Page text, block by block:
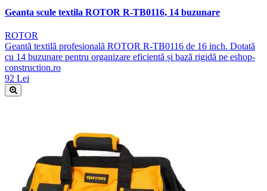
Geanta scule textila ROTOR R-TB0116, 14 buzunare
ROTOR
Geantă textilă profesională ROTOR R-TB0116 de 16 inch. Dotată
cu 14 buzunare pentru organizare eficientă și bază rigidă pe eshop-
construction.ro
92 Lei